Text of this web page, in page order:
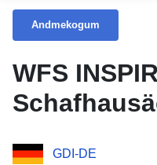
Andmekogum
WFS
GDI-DE